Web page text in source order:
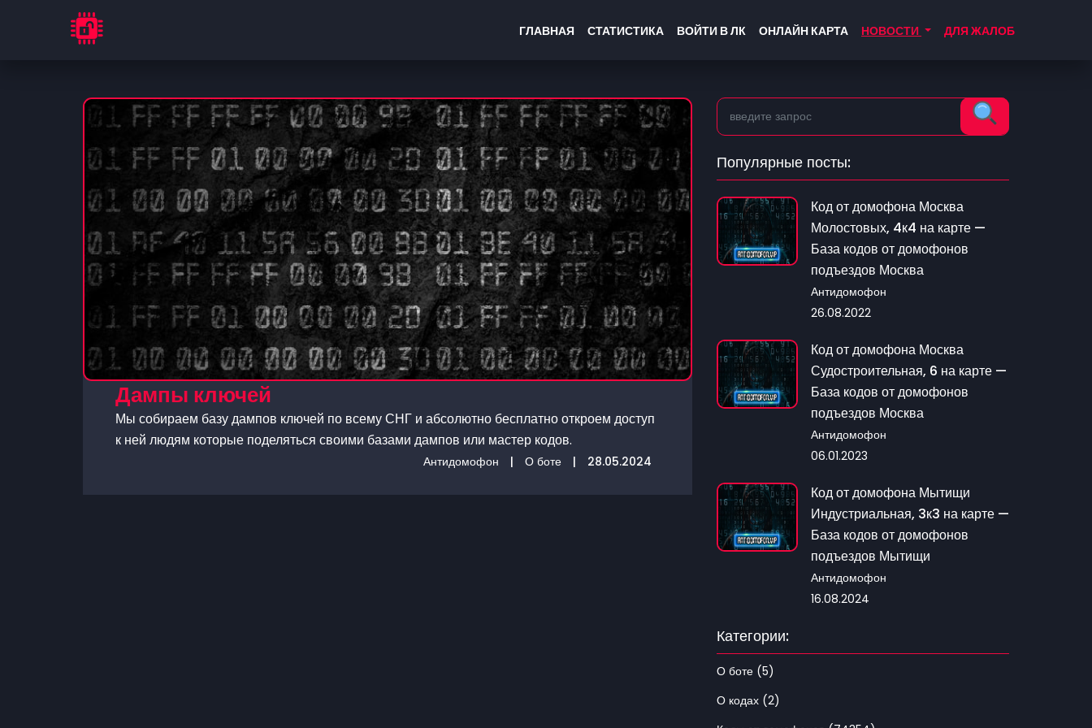
ГЛАВНАЯ СТАТИСТИКА ВОЙТИ В ЛК ОНЛАЙН КАРТА НОВОСТИ ДЛЯ ЖАЛОБ
Дампы ключей
Мы собираем базу дампов ключей по всему СНГ и абсолютно бесплатно откроем доступ
к ней людям которые поделяться своими базами дампов или мастер кодов.
Антидомофон | О боте | 28.05.2024
Популярные посты:
Код от домофона Москва
Молостовых, 4к4 на карте —
База кодов от домофонов
подъездов Москва
Антидомофон
26.08.2022
Код от домофона Москва
Судостроительная, 6 на карте —
База кодов от домофонов
подъездов Москва
Антидомофон
06.01.2023
Код от домофона Мытищи
Индустриальная, 3к3 на карте —
База кодов от домофонов
подъездов Мытищи
Антидомофон
16.08.2024
Категории:
О боте (5)
О кодах (2)